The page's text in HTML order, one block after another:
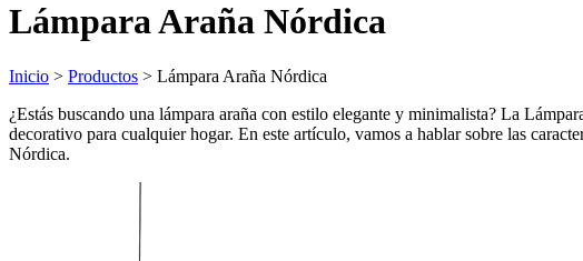
Lámpara Araña Nórdica
Inicio > Productos > Lámpara Araña Nórdica
¿Estás buscando una lámpara araña con estilo elegante y minimalista? La
decorativo para cualquier hogar. En este artículo, vamos a hablar sobre las
Nórdica.